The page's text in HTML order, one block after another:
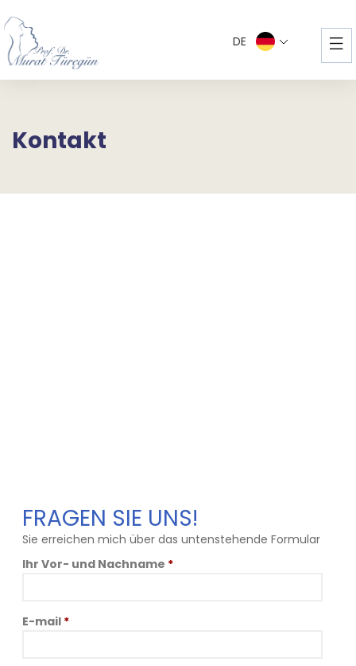
DE
Kontakt
FRAGEN SIE UNS!
Sie erreichen mich über das untenstehende Formular
Ihr Vor- und Nachname *
E-mail *